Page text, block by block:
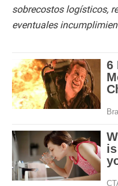
sobrecostos logísticos,
eventuales